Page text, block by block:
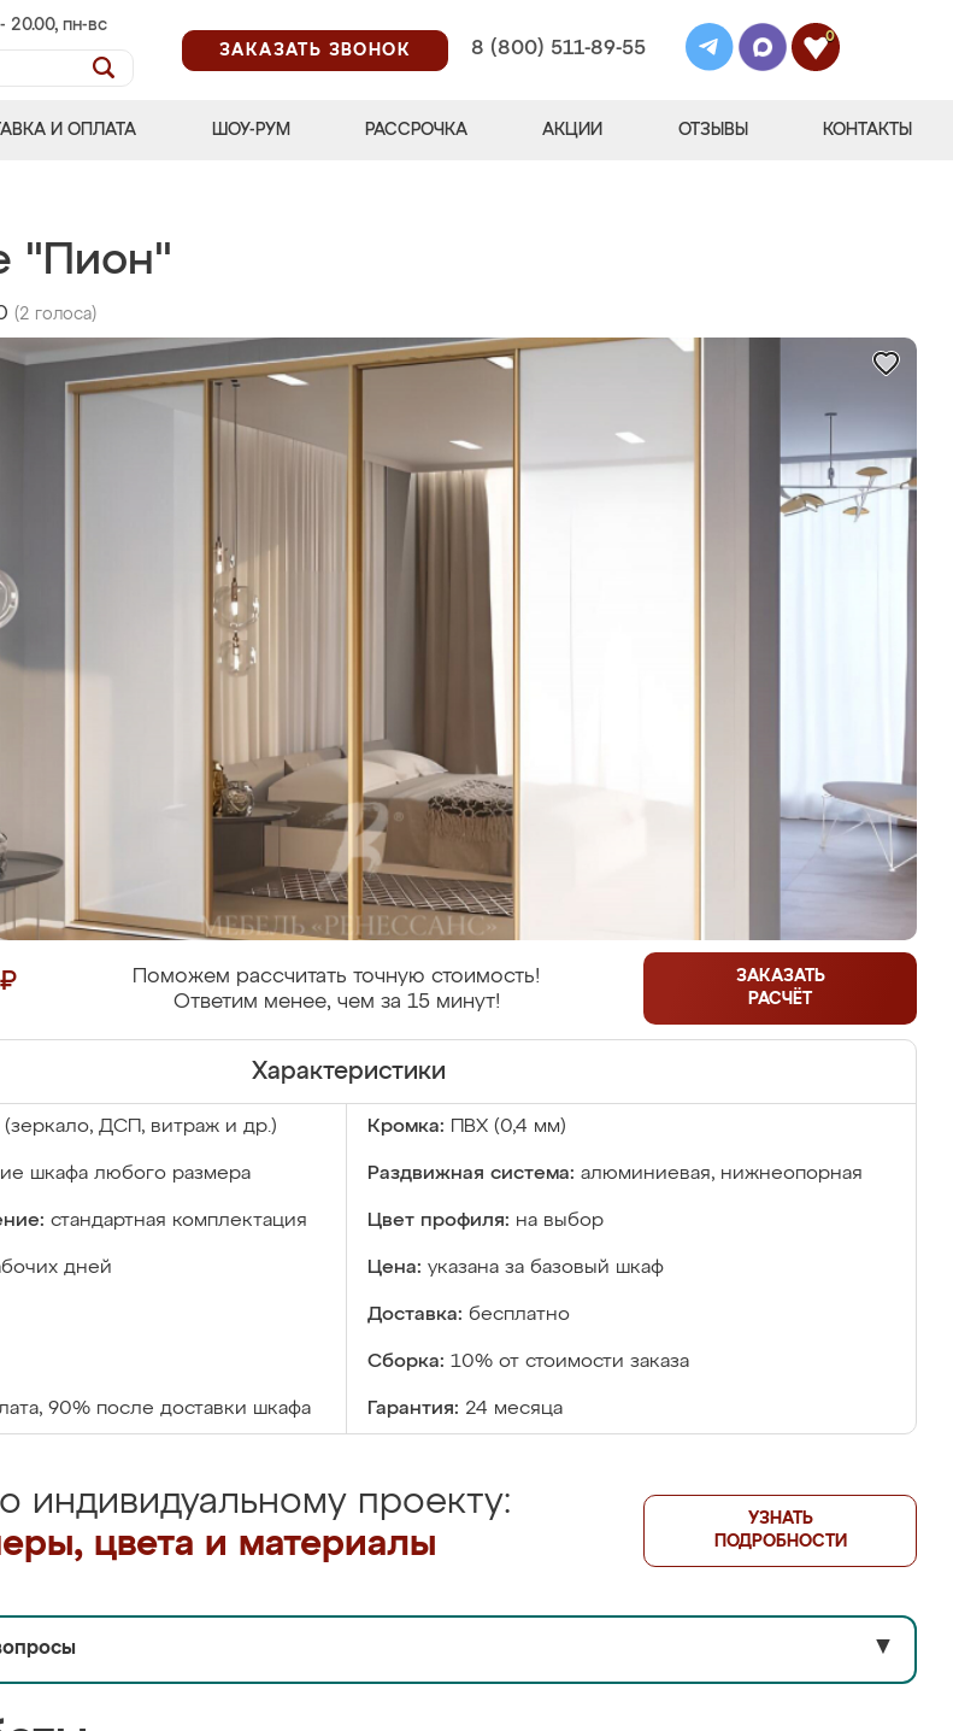
20.00, пн-вс
ЗАКАЗАТЬ ЗВОНОК
8 (800) 511-89-55
0
И ОПЛАТА ШОУ-РУМ РАССРОЧКА АКЦИИ ОТЗЫВЫ КОНТАКТЫ
"Пион"
(2 голоса)
Поможем рассчитать точную стоимость!
Ответим менее, чем за 15 минут!
ЗАКАЗАТЬ
РАСЧЁТ
Характеристики
ДСП, витраж и др.) Кромка: ПВХ (0,4 мм)
шкафа любого размера Раздвижная система: алюминиевая, нижнеопорная
стандартная комплектация Цвет профиля: на выбор
дней Цена: указана за базовый шкаф
Доставка: бесплатно
Сборка: 10% от стоимости заказа
90% после доставки шкафа Гарантия: 24 месяца
индивидуальному проекту:
цвета и материалы
УЗНАТЬ
ПОДРОБНОСТИ
▼